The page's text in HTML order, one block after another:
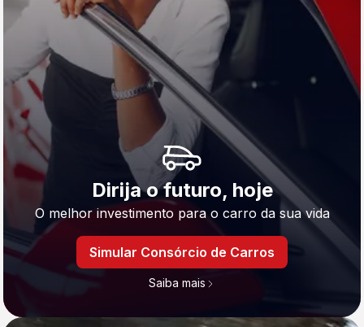
Dirija o futuro, hoje
O melhor investimento para o carro da sua vida
Simular Consórcio de Carros
Saiba mais